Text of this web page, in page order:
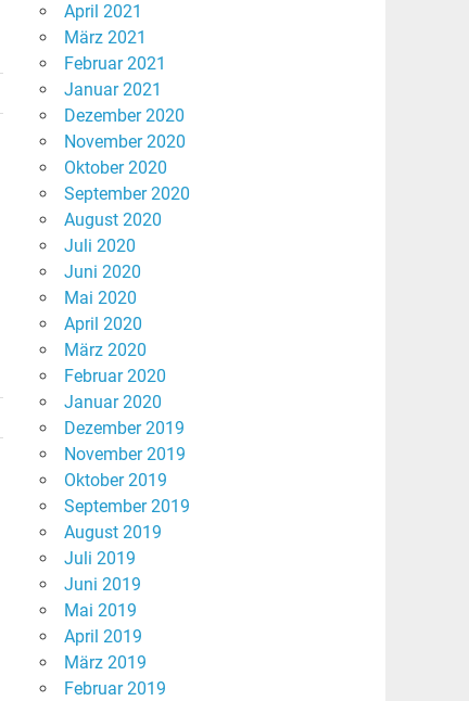
April 2021
März 2021
Februar 2021
Januar 2021
Dezember 2020
November 2020
Oktober 2020
September 2020
August 2020
Juli 2020
Juni 2020
Mai 2020
April 2020
März 2020
Februar 2020
Januar 2020
Dezember 2019
November 2019
Oktober 2019
September 2019
August 2019
Juli 2019
Juni 2019
Mai 2019
April 2019
März 2019
Februar 2019